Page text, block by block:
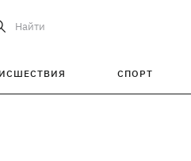
Найти
СПОРТ